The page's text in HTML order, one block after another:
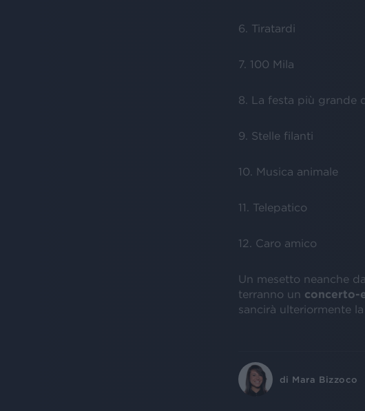
6. Tiratardi
7. 100 Mila
8. La festa più grande
9. Stelle filanti
10. Musica animale
11. Telepatico
12. Caro amico
Un mesetto neanche
terranno un concerto-
sancirà ulteriormente la
di Mara Bizzoco